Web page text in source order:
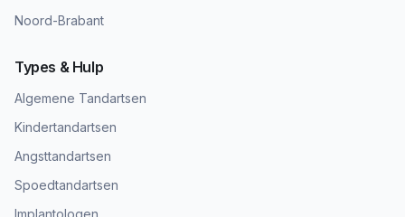
Noord-Brabant
Types & Hulp
Algemene Tandartsen
Kindertandartsen
Angsttandartsen
Spoedtandartsen
Implantologen